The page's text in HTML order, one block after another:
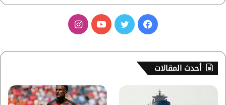
س
ب
ي
ت
أحدث المقالات